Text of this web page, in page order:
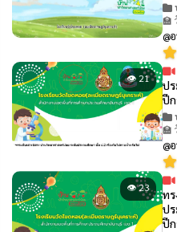
🏫
@
👁 21
ป
ปี
🏫
@
👁 23
ท
ป
ปี